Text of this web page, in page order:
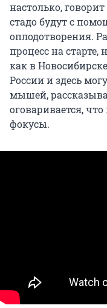
настолько,
стадо будут с
оплодотворения.
процесс на старте,
как в
России и здесь
мышей,
оговаривается,
фокусы.